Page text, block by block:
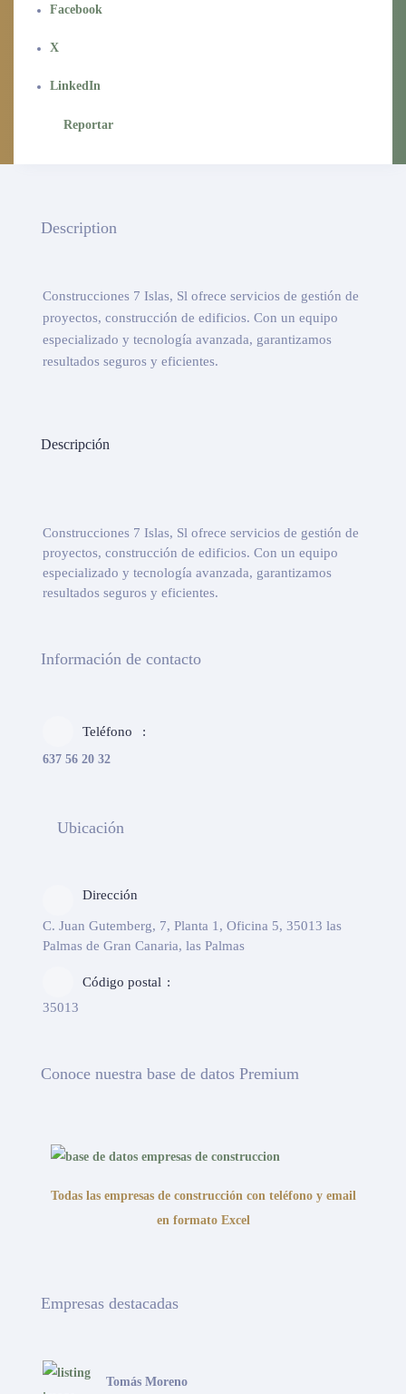
Facebook
X
LinkedIn
Reportar
Description
Construcciones 7 Islas, Sl ofrece servicios de gestión de
proyectos, construcción de edificios. Con un equipo
especializado y tecnología avanzada, garantizamos
resultados seguros y eficientes.
Descripción
Construcciones 7 Islas, Sl ofrece servicios de gestión de
proyectos, construcción de edificios. Con un equipo
especializado y tecnología avanzada, garantizamos
resultados seguros y eficientes.
Información de contacto
Teléfono
637 56 20 32
Ubicación
Dirección
C. Juan Gutemberg, 7, Planta 1, Oficina 5, 35013 las
Palmas de Gran Canaria, las Palmas
Código postal
35013
Conoce nuestra base de datos Premium
Todas las empresas de construcción con teléfono y email
en formato Excel
Empresas destacadas
Tomás Moreno